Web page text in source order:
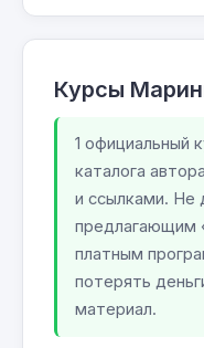
Курсы
1 официальный
каталога
и ссылками. Не
предлагающим
платным
потерять
материал.